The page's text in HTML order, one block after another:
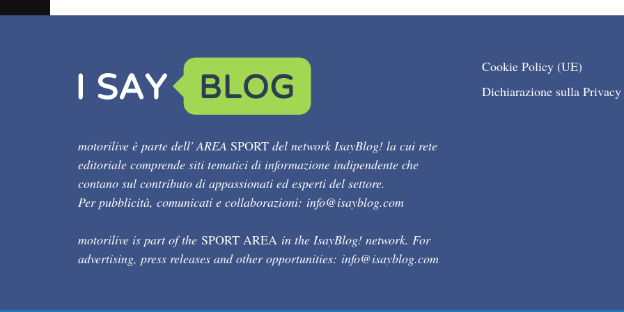
motorilive è parte dell' AREA SPORT del network IsayBlog! la cui rete
editoriale comprende siti tematici di informazione indipendente che
contano sul contributo di appassionati ed esperti del settore.
Per pubblicità, comunicati e collaborazioni: info@isayblog.com
motorilive is part of the SPORT AREA in the IsayBlog! network. For
advertising, press releases and other opportunities: info@isayblog.com
Cookie Policy (UE)
Dichiarazione sulla